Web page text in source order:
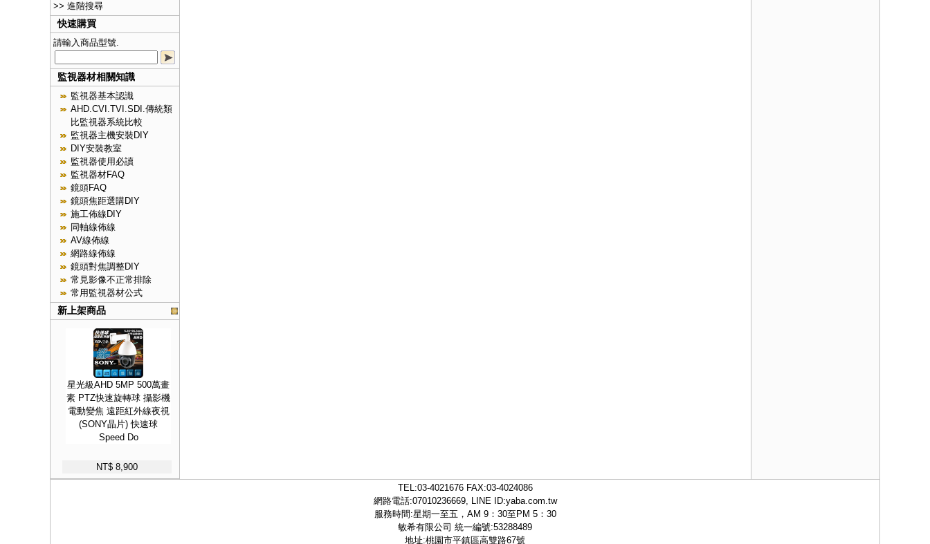
>> 進階搜尋
快速購買
請輸入商品型號.
監視器材相關知識
監視器基本認識
AHD.CVI.TVI.SDI.傳統類
比監視器系統比較
監視器主機安裝DIY
DIY安裝教室
監視器使用必讀
監視器材FAQ
鏡頭FAQ
鏡頭焦距選購DIY
施工佈線DIY
同軸線佈線
AV線佈線
網路線佈線
鏡頭對焦調整DIY
常見影像不正常排除
常用監視器材公式
新上架商品
星光級AHD 5MP 500萬畫
素 PTZ快速旋轉球 攝影機
電動變焦 遠距紅外線夜視
(SONY晶片) 快速球
Speed Do
NT$ 8,900
TEL:03-4021676FAX:03-4024086
網路電話:07010236669, LINE ID:yaba.com.tw
服務時間:星期一至五，AM 9：30至PM 5：30
敏希有限公司 統一編號:53288489
地址:桃園市平鎮區高雙路67號